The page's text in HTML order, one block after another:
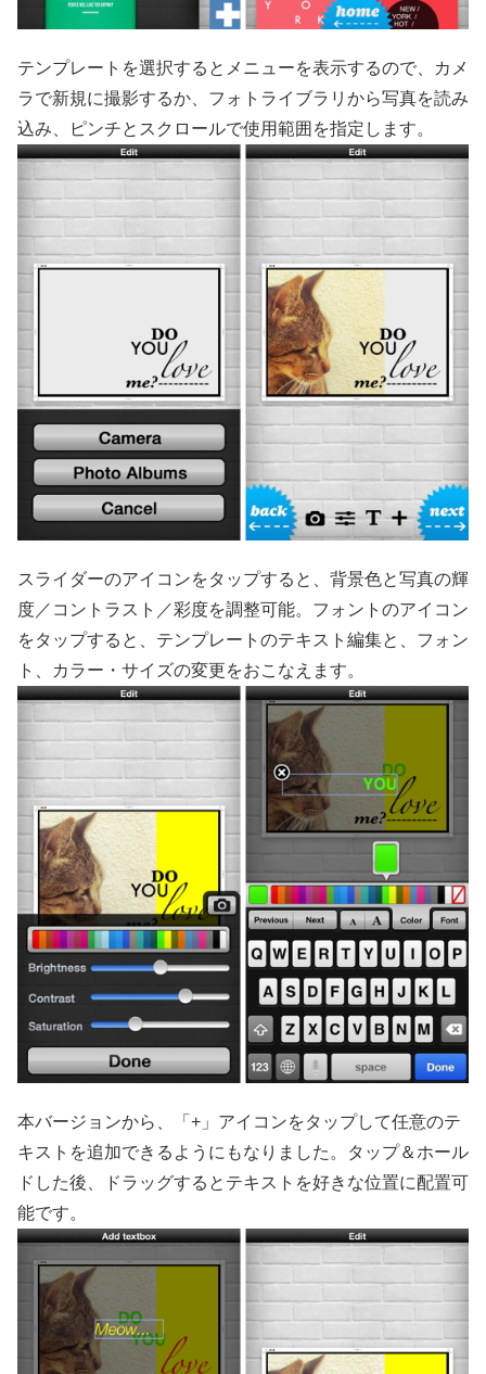
テンプレートを選択するとメニューを表示するので、カメ
ラで新規に撮影するか、フォトライブラリから写真を読み
込み、ピンチとスクロールで使用範囲を指定します。
スライダーのアイコンをタップすると、背景色と写真の輝
度／コントラスト／彩度を調整可能。フォントのアイコン
をタップすると、テンプレートのテキスト編集と、フォン
ト、カラー・サイズの変更をおこなえます。
本バージョンから、「+」アイコンをタップして任意のテ
キストを追加できるようにもなりました。タップ＆ホール
ドした後、ドラッグするとテキストを好きな位置に配置可
能です。